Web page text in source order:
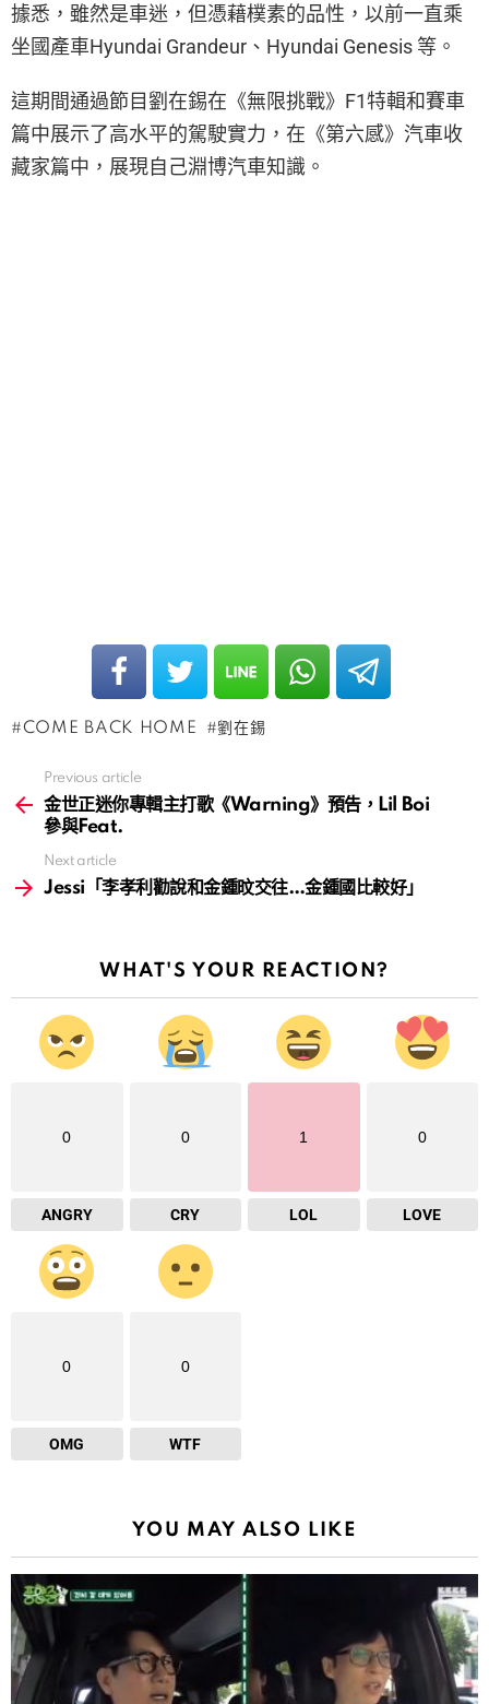
據悉，雖然是車迷，但憑藉樸素的品性，以前一直乘
坐國產車Hyundai Grandeur、Hyundai Genesis 等。
這期間通過節目劉在錫在《無限挑戰》F1特輯和賽車
篇中展示了高水平的駕駛實力，在《第六感》汽車收
藏家篇中，展現自己淵博汽車知識。
COME BACK HOME 劉在錫
more
Previous article
金世正迷你專輯主打歌《Warning》預告，‎Lil Boi
參與Feat.
Next article
Jessi「李孝利勸說和金鍾旼交往…金鍾國比較好」
WHAT'S YOUR REACTION?
0
ANGRY
0
CRY
1
LOL
0
LOVE
0
OMG
0
WTF
YOU MAY ALSO LIKE